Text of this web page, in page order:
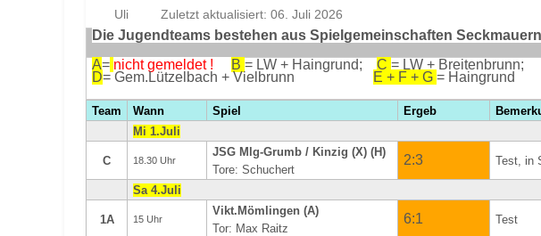
Uli Zuletzt aktualisiert: 06. Juli 2026
Die Jugendteams bestehen aus Spielgemeinschaften
A= nicht gemeldet ! B = LW + Haingrund; C = LW + Breitenbrunn;
D= Gem.Lützelbach + Vielbrunn E + F + G = Haingrund
Team Wann Spiel Ergeb
Mi 1.Juli
C 18.30 Uhr
JSG Mlg-Grumb / Kinzig (X) (H)
Tore: Schuchert
2:3 Test, in
Sa 4.Juli
1A 15 Uhr
Vikt.Mömlingen (A)
Tor: Max Raitz
6:1 Test